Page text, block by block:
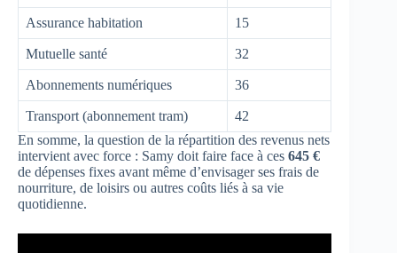
Assurance habitation 15
Mutuelle santé 32
Abonnements numériques 36
Transport (abonnement tram)
42
En somme, la question de la répartition des revenus nets
intervient avec force : Samy doit faire face à ces 645 €
de dépenses fixes avant même d’envisager ses frais de
nourriture, de loisirs ou autres coûts liés à sa vie
quotidienne.